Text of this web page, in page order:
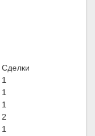
Сделки
1
1
1
2
1